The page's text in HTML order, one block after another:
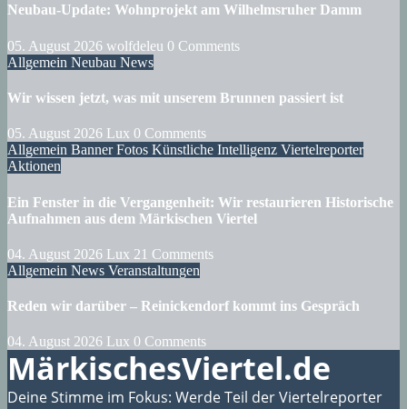
Neubau-Update: Wohnprojekt am Wilhelmsruher Damm
05. August 2026 wolfdeleu 0 Comments
Allgemein Neubau News
Wir wissen jetzt, was mit unserem Brunnen passiert ist
05. August 2026 Lux 0 Comments
Allgemein BannerFotos Künstliche Intelligenz Viertelreporter
Aktionen
Ein Fenster in die Vergangenheit: Wir restaurieren Historische
Aufnahmen aus dem Märkischen Viertel
04. August 2026 Lux 21 Comments
Allgemein News Veranstaltungen
Reden wir darüber – Reinickendorf kommt ins Gespräch
04. August 2026 Lux 0 Comments
MärkischesViertel.de
Deine Stimme im Fokus: Werde Teil der Viertelreporter